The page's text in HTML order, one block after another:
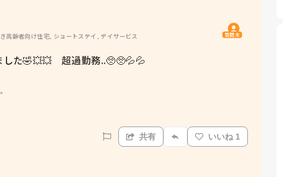
高齢者向け住宅, ショートステイ, デイサービス 質問主
た🤣💥💥　超過勤務..🥺🥺💦💦
共有 いいね 1